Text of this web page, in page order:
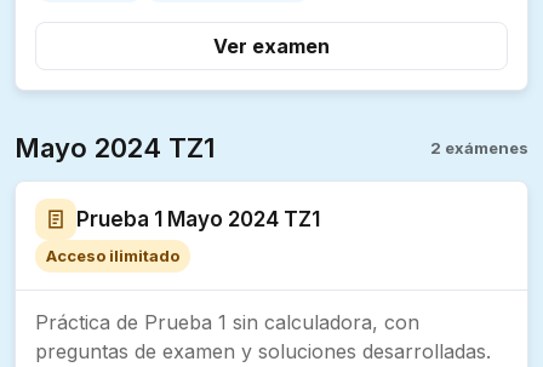
Ver examen
Mayo 2024 TZ1 2 exámenes
Prueba 1 Mayo 2024 TZ1
Acceso ilimitado
Práctica de Prueba 1 sin calculadora, con
preguntas de examen y soluciones desarrolladas.